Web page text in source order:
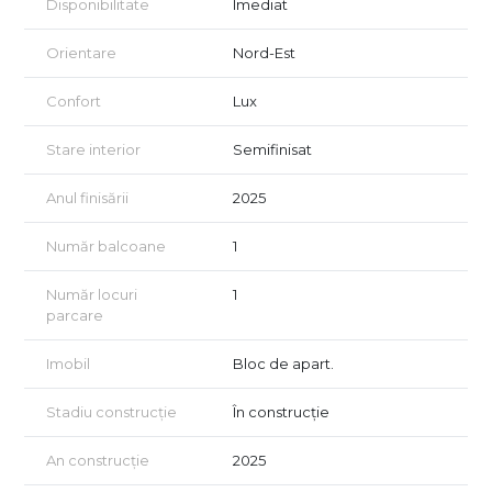
- Stații de încărcare electrică
subteran
- Access securizat în clădire
- Interfon
- Loc de joacă pentru copii și parc pet friendly
Condiții de achiziție și finanțare:
·Suntem flexibili şi încercăm să ne adaptăm celui mai bun plan
beneficii și discount-uri pentru cumpărătorii noștri
·Avansul minim acceptat la semnarea antecontractului notarial
·Diferența de preț se achită la data semnării contractului final
în formă autentică
·Dată estimată finalizare corp C1: finalizat
· Dată estimată finalizare corp C3: Aprilie-Mai 2025
·Prețul locurilor de parcare:
Disponibilitate Imediat
Orientare Nord-Est
Confort Lux
Stare interior Semifinisat
Anul finisării 2025
Număr balcoane 1
Număr locuri
parcare
1
Imobil Bloc de apart.
Stadiu construcție În construcție
An construcție 2025